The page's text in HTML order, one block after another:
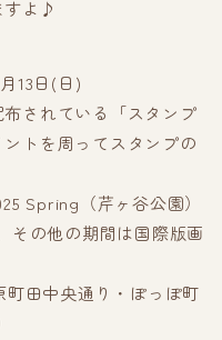
すよ♪
13日(日)
布されている「スタンプ
トを周ってスタンプの
Spring（芹ヶ谷公園）
の他の期間は国際版画
田中央通り・ぽっぽ町